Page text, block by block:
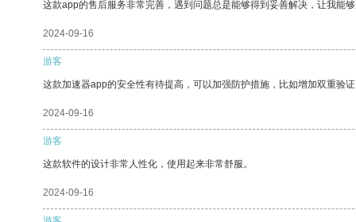
这款app的售后服务非常完善，遇到问题总是能够得到妥善解决，让我能够
2024-09-16
游客
这款加速器app的安全性有待提高，可以加强防护措施，比如增加双重验证
2024-09-16
游客
这款软件的设计非常人性化，使用起来非常舒服。
2024-09-16